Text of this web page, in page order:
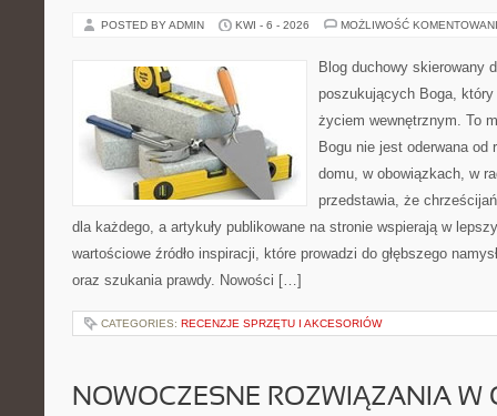
POSTED BY ADMIN KWI - 6 - 2026 MOŻLIWOŚĆ
Blog duchowy skierowany
poszukujących Boga,
życiem wewnętrznym. To
Bogu nie jest oderwana
domu, w obowiązkach, w
przedstawia, że
dla każdego, a artykuły publikowane na stronie wspierają w
wartościowe źródło inspiracji, które prowadzi do głębszego
oraz szukania prawdy. Nowości […]
CATEGORIES: RECENZJE SPRZĘTU I AKCESORIÓW
NOWOCZESNE ROZWIĄZANIA W